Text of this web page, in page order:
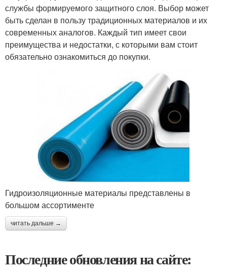
службы формируемого защитного слоя. Выбор может
быть сделан в пользу традиционных материалов и их
современных аналогов. Каждый тип имеет свои
преимущества и недостатки, с которыми вам стоит
обязательно ознакомиться до покупки.
Гидроизоляционные материалы представлены в
большом ассортименте
читать дальше →
Последние обновления на сайте: